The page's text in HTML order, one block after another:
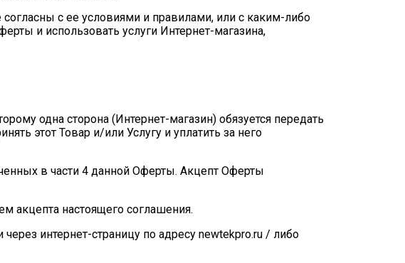
с ее условиями и правилами, или с каким-либо
и использовать услуги Интернет-магазина,
одна сторона (Интернет-магазин) обязуется передать
этот Товар и/или Услугу и уплатить за него
в части 4 данной Оферты. Акцепт Оферты
акцепта настоящего соглашения.
интернет-страницу по адресу newtekpro.ru / либо